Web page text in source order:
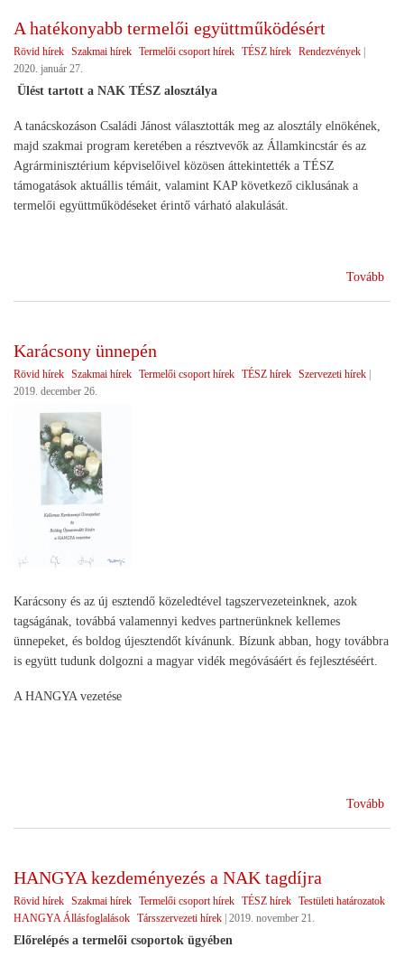
A hatékonyabb termelői együttműködésért
Rövid hírek Szakmai hírek Termelői csoport hírek TÉSZ hírek Rendezvények
2020. január 27.
Ülést tartott a NAK TÉSZ alosztálya
A tanácskozáson Családi Jánost választották meg az alosztály elnökének,
majd szakmai program keretében a résztvevők az Államkincstár és az
Agrárminisztérium képviselőivel közösen áttekintették a TÉSZ
támogatások aktuállis témáit, valamint KAP következő ciklusának a
termelői együttműködéseket érintő várható alakulását.
Tovább
Karácsony ünnepén
Rövid hírek Szakmai hírek Termelői csoport hírek TÉSZ hírek Szervezeti hírek
2019. december 26.
Karácsony és az új esztendő közeledtével tagszervezeteinknek, azok
tagságának, továbbá valamennyi kedves partnerünknek kellemes
ünnepeket, és boldog újesztendőt kívánunk. Bízunk abban, hogy továbbra
is együtt tudunk dolgozni a magyar vidék megóvásáért és fejlesztéséért.
A HANGYA vezetése
Tovább
HANGYA kezdeményezés a NAK tagdíjra
Rövid hírek Szakmai hírek Termelői csoport hírek TÉSZ hírek Testületi határozatok
HANGYA Állásfoglalások Társszervezeti hírek | 2019. november 21.
Előrelépés a termelői csoportok ügyében